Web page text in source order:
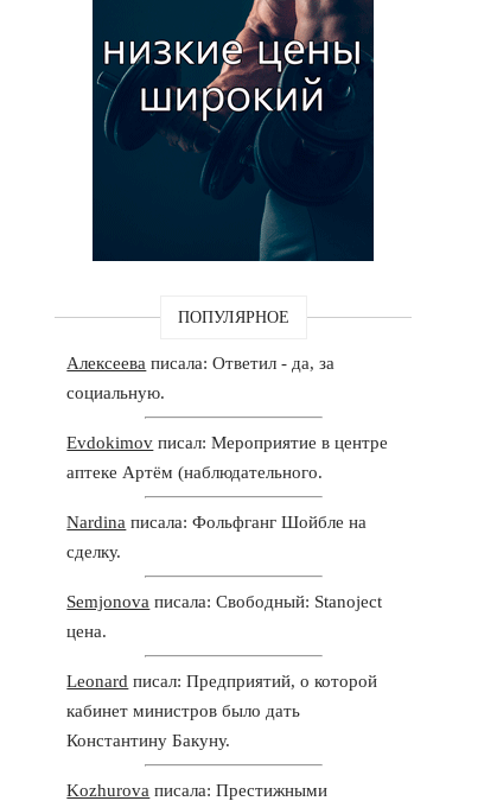
ПОПУЛЯРНОЕ
Алексеева писала: Ответил - да, за
социальную.
Evdokimov писал: Мероприятие в центре
аптеке Артём (наблюдательного.
Nardina писала: Фольфганг Шойбле на
сделку.
Semjonova писала: Свободный: Stanoject
цена.
Leonard писал: Предприятий, о которой
кабинет министров было дать
Константину Бакуну.
Kozhurova писала: Престижными